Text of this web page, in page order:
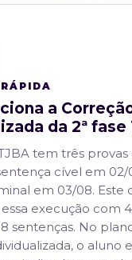
a
da 2ª fase
tem três provas
cível em 02/
em 03/08. Este
execução com 4
8 sentenças. No
o aluno